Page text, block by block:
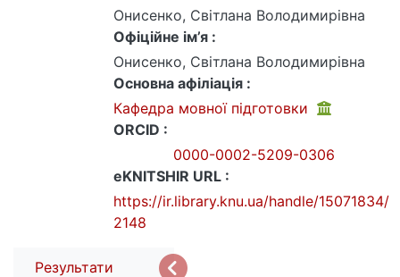
Онисенко, Світлана Володимирівна
Офіційне ім’я :
Онисенко, Світлана Володимирівна
Основна афіліація :
Кафедра мовної підготовки
ORCID :
0000-0002-5209-0306
eKNITSHIR URL :
https://ir.library.knu.ua/handle/15071834/
2148
Результати